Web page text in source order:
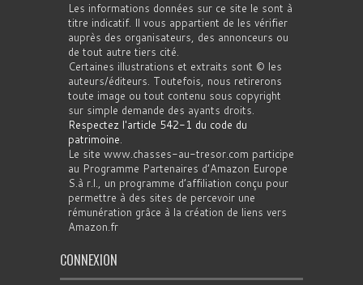
Les informations données sur ce site le sont à
titre indicatif. Il vous appartient de les vérifier
auprès des organisateurs, des annonceurs ou
de tout autre tiers cité.
Certaines illustrations et extraits sont © les
auteurs/éditeurs. Toutefois, nous retirerons
toute image ou tout contenu sous copyright
sur simple demande des ayants droits.
Respectez l'article 542-1 du code du
patrimoine.
Le site www.chasses-au-tresor.com participe
au Programme Partenaires d’Amazon Europe
S.à r.l., un programme d’affiliation conçu pour
permettre à des sites de percevoir une
rémunération grâce à la création de liens vers
Amazon.fr
CONNEXION